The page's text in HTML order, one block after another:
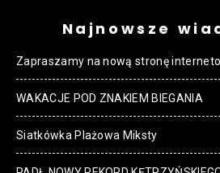
Najnowsze
Zapraszamy na nową stronę
WAKACJE POD ZNAKIEM BIEGANIA
Siatkówka Plażowa Miksty